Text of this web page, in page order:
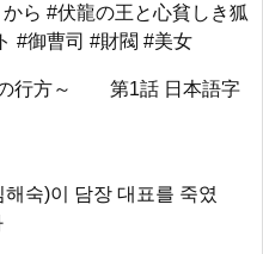
ら #伏龍の王と心貧しき狐
#御曹司 #財閥 #美女
の行方～ 第1話 日本語字
숙)이 담장 대표를 죽였